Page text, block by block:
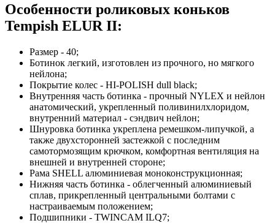
Особенности роликовых коньков
Tempish ELUR II:
Размер - 40;
Ботинок легкий, изготовлен из прочного, но мягкого
нейлона;
Покрытие колес - HI-POLISH dull black;
Внутренняя часть ботинка - прочный NYLEX и нейлон
анатомический, укрепленный поливинилхлоридом,
внутренний материал - сэндвич нейлон;
Шнуровка ботинка укреплена ремешком-липучкой, а
также двухсторонней застежкой с последним
самотормозящим крючком, комфортная вентиляция на
внешней и внутренней стороне;
Рама SHELL алюминиевая моноконструкционная;
Нижняя часть ботинка - облегченный алюминиевый
сплав, прикрепленный центральными болтами с
настраиваемым положением;
Подшипники - TWINCAM ILQ7;